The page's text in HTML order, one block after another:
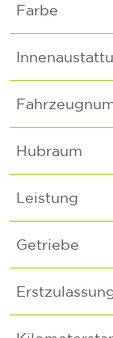
Farbe
Hubraum
Leistung
Getriebe